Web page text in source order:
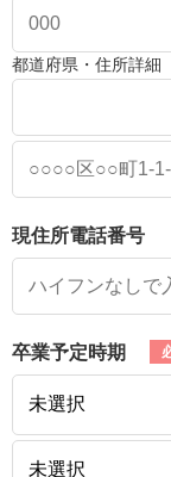
都道府県・住所詳細
現住所電話番号
卒業予定時期